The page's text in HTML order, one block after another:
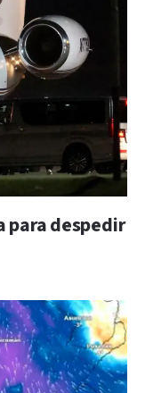
para despedir